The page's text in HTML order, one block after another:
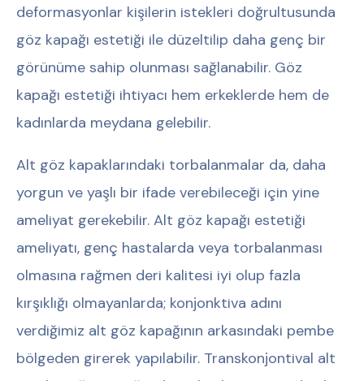
deformasyonlar kişilerin istekleri doğrultusunda
göz kapağı estetiği ile düzeltilip daha genç bir
görünüme sahip olunması sağlanabilir. Göz
kapağı estetiği ihtiyacı hem erkeklerde hem de
kadınlarda meydana gelebilir.
Alt göz kapaklarındaki torbalanmalar da, daha
yorgun ve yaşlı bir ifade verebileceği için yine
ameliyat gerekebilir. Alt göz kapağı estetiği
ameliyatı, genç hastalarda veya torbalanması
olmasına rağmen deri kalitesi iyi olup fazla
kırşıklığı olmayanlarda; konjonktiva adını
verdiğimiz alt göz kapağının arkasındaki pembe
bölgeden girerek yapılabilir. Transkonjontival alt